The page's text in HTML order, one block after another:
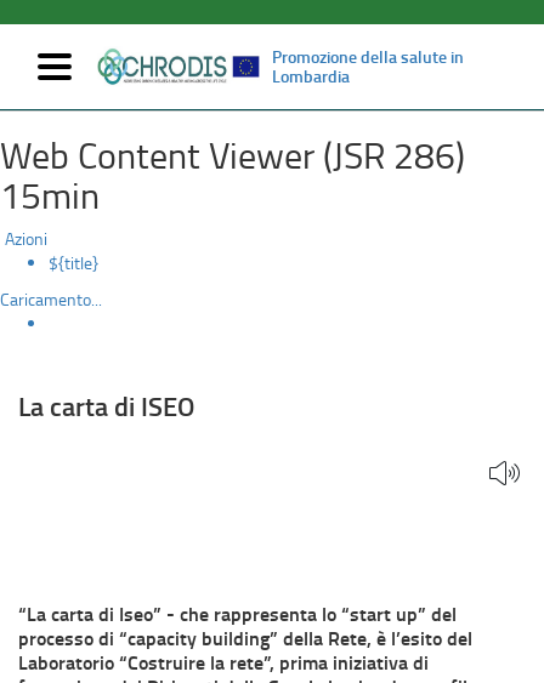
al
contenuto
principale
La
carta
di
ISEO
Mostra/nascondi
navigazione
Promozione della salute in
Lombardia
Web Content Viewer (JSR 286)
15min
Azioni
${title}
Caricamento...
La carta di ISEO
“La carta di Iseo” - che rappresenta lo “start up” del
processo di “capacity building” della Rete, è l’esito del
Laboratorio “Costruire la rete”, prima iniziativa di